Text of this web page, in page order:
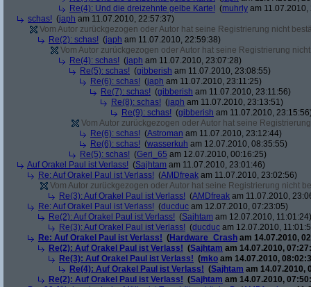
Re(4): Und die dreizehnte gelbe Karte! (muhrly am 11.07.2010,
schas! (japh am 11.07.2010, 22:57:37)
Vom Autor zurückgezogen oder Autor hat seine Registrierung nicht
Re(2): schas! (japh am 11.07.2010, 22:59:38)
Vom Autor zurückgezogen oder Autor hat seine Registrierung
Re(4): schas! (japh am 11.07.2010, 23:07:28)
Re(5): schas! (gibberish am 11.07.2010, 23:08:55)
Re(6): schas! (japh am 11.07.2010, 23:11:25)
Re(7): schas! (gibberish am 11.07.2010, 23:11:56)
Re(8): schas! (japh am 11.07.2010, 23:13:51)
Re(9): schas! (gibberish am 11.07.2010,
Vom Autor zurückgezogen oder Autor hat seine
Re(6): schas! (Astroman am 11.07.2010, 23:12:44)
Re(6): schas! (wasserkuh am 12.07.2010, 08:35:55)
Re(5): schas! (Geri_65 am 12.07.2010, 00:16:25)
Auf Orakel Paul ist Verlass! (Sajhtam am 11.07.2010, 23:01:46)
Re: Auf Orakel Paul ist Verlass! (AMDfreak am 11.07.2010, 23:02:56)
Vom Autor zurückgezogen oder Autor hat seine Registrierung nicht
Re(3): Auf Orakel Paul ist Verlass! (AMDfreak am 11.07.2010,
Re: Auf Orakel Paul ist Verlass! (ducduc am 12.07.2010, 07:23:05)
Re(2): Auf Orakel Paul ist Verlass! (Sajhtam am 12.07.2010, 11:01:24)
Re(3): Auf Orakel Paul ist Verlass! (ducduc am 12.07.2010,
Re: Auf Orakel Paul ist Verlass! (Hardware_Crash am 14.07.2010,
Re(2): Auf Orakel Paul ist Verlass! (Sajhtam am 14.07.2010,
Re(3): Auf Orakel Paul ist Verlass! (mko am 14.07.2010,
Re(4): Auf Orakel Paul ist Verlass! (Sajhtam am 14.07.2010,
Re(2): Auf Orakel Paul ist Verlass! (Sajhtam am 14.07.2010,